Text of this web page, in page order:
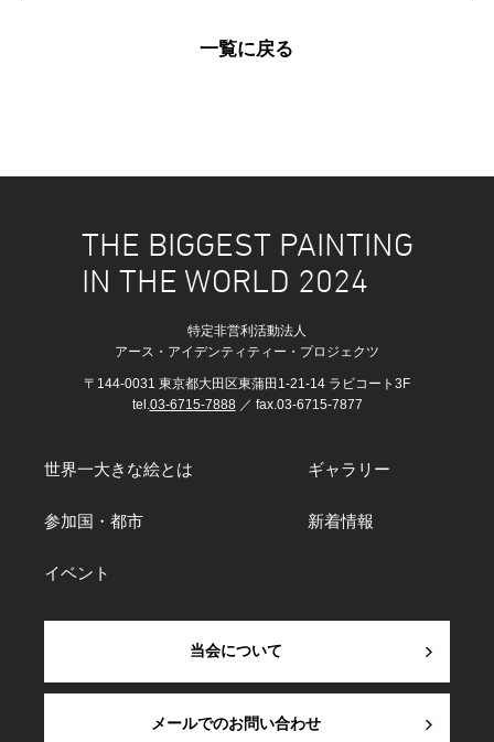
一覧に戻る
THE BIGGEST PAINTING
IN THE WORLD 2024
特定非営利活動法人
アース・アイデンティティー・プロジェクツ
〒144-0031 東京都大田区東蒲田1-21-14 ラビコート3F
tel. 03-6715-7888／ fax.03-6715-7877
世界一大きな絵とは ギャラリー
参加国・都市 新着情報
イベント
当会について
メールでのお問い合わせ